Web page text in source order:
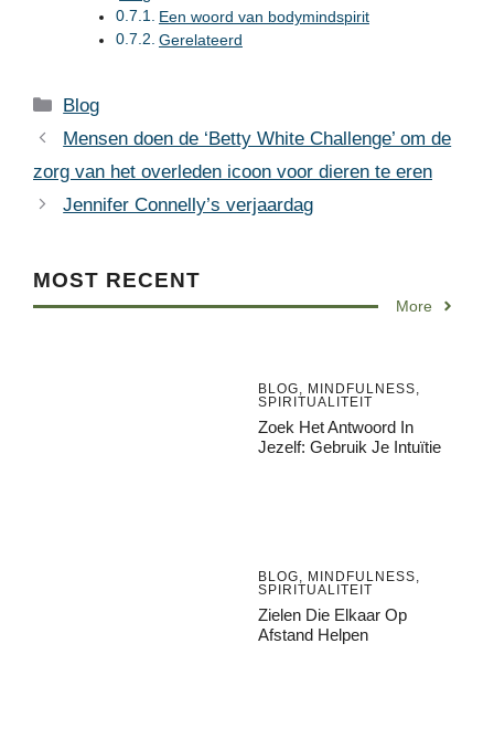
Een woord van bodymindspirit
Gerelateerd
Categories
Blog
Mensen doen de ‘Betty White Challenge’ om de
zorg van het overleden icoon voor dieren te eren
Jennifer Connelly’s verjaardag
MOST RECENT
More
BLOG, MINDFULNESS,
SPIRITUALITEIT
Zoek Het Antwoord In
Jezelf: Gebruik Je Intuïtie
BLOG, MINDFULNESS,
SPIRITUALITEIT
Zielen Die Elkaar Op
Afstand Helpen